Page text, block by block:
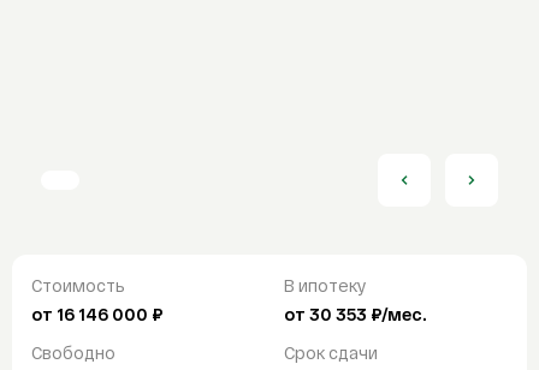
Семейная ипотека
White box
СБРОСИТЬ ВСЕ ФИЛЬТРЫ
Стоимость
от 16 146 000 ₽
В ипотеку
от 30 353 ₽/мес.
Свободно
Срок сдачи